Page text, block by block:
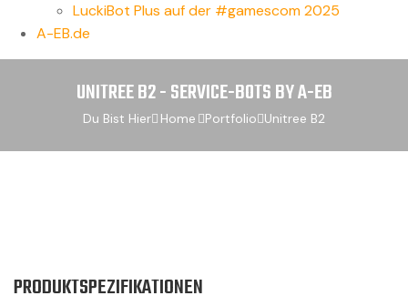
LuckiBot Plus auf der #gamescom 2025
A-EB.de
UNITREE B2 - SERVICE-BOTS BY A-EB
Du Bist Hier Home Portfolio Unitree B2
PRODUKTSPEZIFIKATIONEN